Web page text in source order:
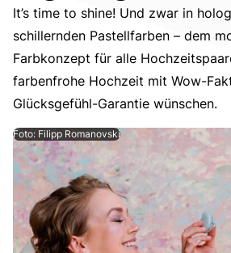
It’s time to shine! Und zwar in
It’s time to shine! Und zwar in
schillernden Pastellfarben – dem
Farbkonzept für alle
farbenfrohe Hochzeit mit Wow-
Glücksgefühl-Garantie wünschen.
Foto: Filipp Romanovski